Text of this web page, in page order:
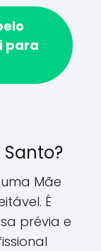
para
Mãe
É
prévia e